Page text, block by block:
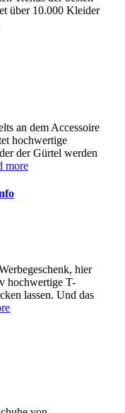
über 10.000 Kleider
an dem Accessoire
hochwertige
der Gürtel werden
more
hier
hochwertige T-
lassen. Und das